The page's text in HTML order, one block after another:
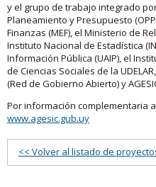
y el grupo de trabajo integrado
Planeamiento y Presupuesto
Finanzas (MEF), el Ministerio de
Instituto Nacional de Estadística
Información Pública (UAIP), el
de Ciencias Sociales de la
(Red de Gobierno Abierto) y
Por información complementaria
www.agesic.gub.uy
<< Volver al listado de